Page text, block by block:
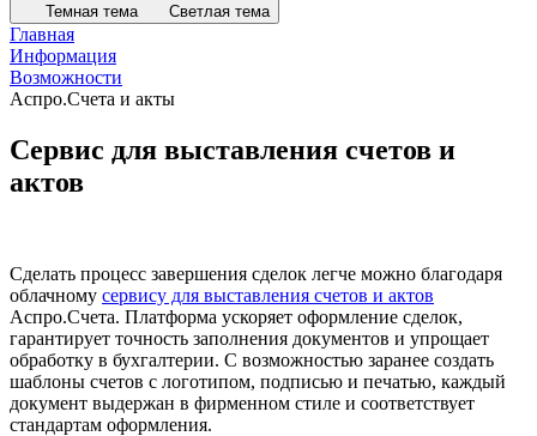
Темная тема Светлая тема
Главная
Информация
Возможности
Аспро.Счета и акты
Сервис для выставления счетов и
актов
Сделать процесс завершения сделок легче можно благодаря
облачному сервису для выставления счетов и актов
Аспро.Счета. Платформа ускоряет оформление сделок,
гарантирует точность заполнения документов и упрощает
обработку в бухгалтерии. С возможностью заранее создать
шаблоны счетов с логотипом, подписью и печатью, каждый
документ выдержан в фирменном стиле и соответствует
стандартам оформления.